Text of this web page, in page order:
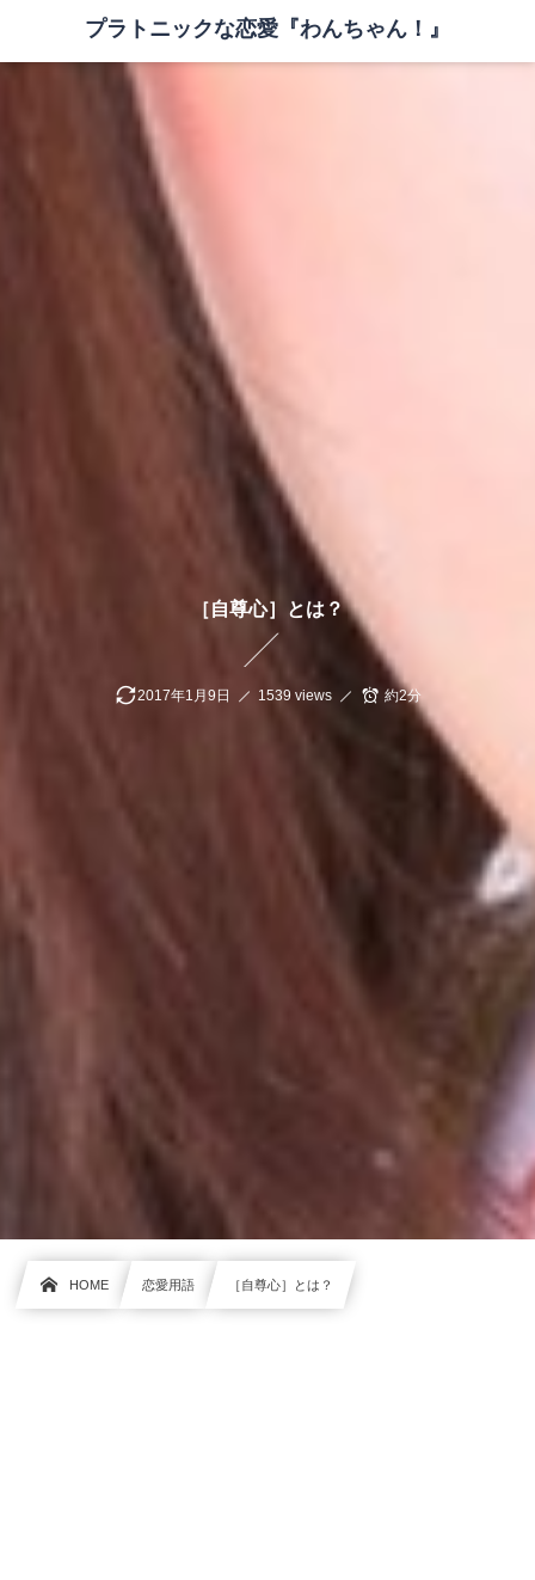
プラトニックな恋愛『わんちゃん！』
［自尊心］とは？
2017年1月9日 1539 views 約2分
HOME 恋愛用語 ［自尊心］とは？